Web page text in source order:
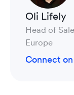
Oli Lifely
Head of
Europe
Connect